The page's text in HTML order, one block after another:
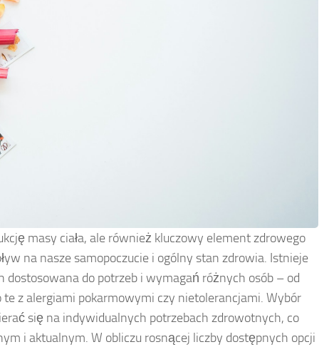
masy ciała, ale również kluczowy element zdrowego
na nasze samopoczucie i ogólny stan zdrowia. Istnieje
dostosowana do potrzeb i wymagań różnych osób – od
z alergiami pokarmowymi czy nietolerancjami. Wybór
się na indywidualnych potrzebach zdrowotnych, co
i aktualnym. W obliczu rosnącej liczby dostępnych opcji